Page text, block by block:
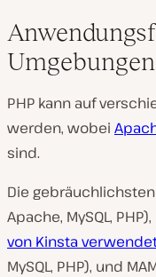
Umgebungen
PHP kann auf
werden, wobei
sind.
Die gebräuchlichsten
Apache, MySQL, PHP),
von Kinsta
MySQL, PHP), und